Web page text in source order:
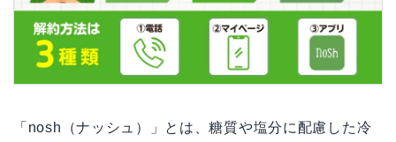
「nosh（ナッシュ）」とは、糖質や塩分に配慮した冷